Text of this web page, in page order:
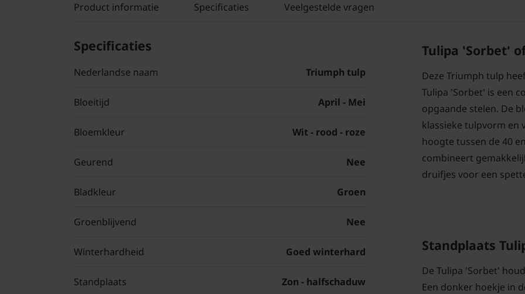
Product informatie Specificaties Veelgestelde vragen
Specificaties
Nederlandse naam Triumph tulp
Bloeitijd April - Mei
Bloemkleur Wit - rood - roze
Geurend Nee
Bladkleur Groen
Groenblijvend Nee
Winterhardheid Goed winterhard
Standplaats Zon - halfschaduw
Tulipa 'Sorbet'
Deze Triumph tulp
Tulipa 'Sorbet' is een
opgaande stelen. De
klassieke tulpvorm en
hoogte tussen de 40
combineert
druifjes voor een
Standplaats
De Tulipa 'Sorbet'
Een donker hoekje in